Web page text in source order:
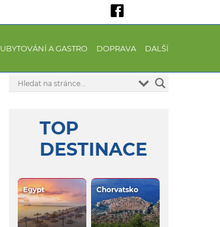
UBYTOVÁNÍ A GASTRO DOPRAVA DALŠÍ
TOP
DESTINACE
Egypt Chorvatsko